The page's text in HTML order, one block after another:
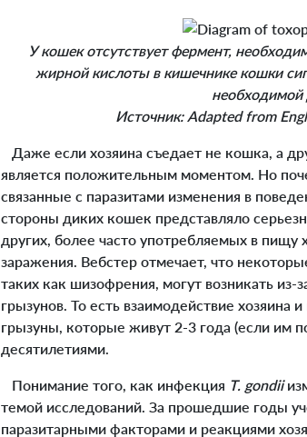
У кошек отсутствует фермент,
жирной кислоты в кишечнике кошки
необходимой
Источник: Adapted from
Даже если хозяина съедает не кошка, а
является положительным моментом. Но
связанные с паразитами изменения в
стороны диких кошек представляло
других, более часто употребляемых в
заражения. Вебстер отмечает, что
таких как шизофрения, могут возникать
грызунов. То есть взаимодействие хозяина
грызуны, которые живут 2-3 года (если им
десятилетиями.
Понимание того, как инфекция T. gondii
темой исследований. За прошедшие годы
паразитарными факторами и реакциями